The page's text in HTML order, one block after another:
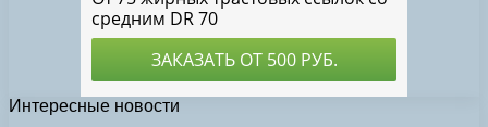
Интересные новости